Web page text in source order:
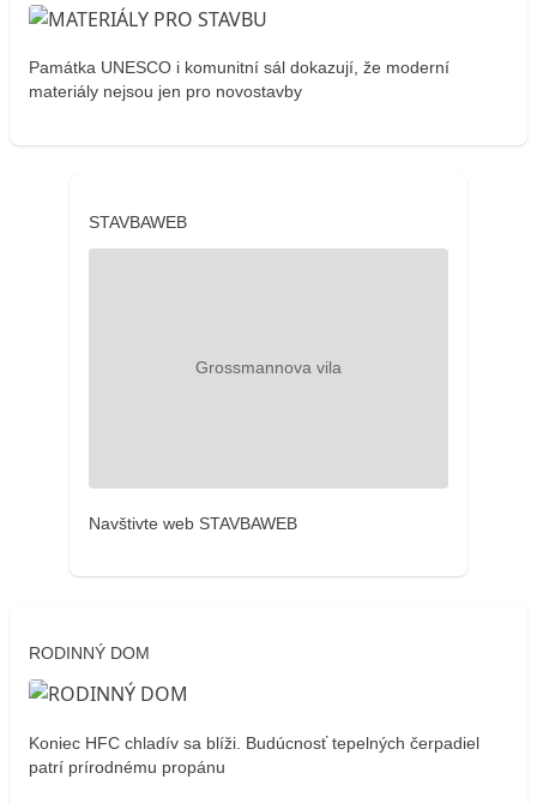
Památka UNESCO i komunitní sál dokazují, že moderní
materiály nejsou jen pro novostavby
STAVBAWEB
Navštivte web STAVBAWEB
RODINNÝ DOM
Koniec HFC chladív sa blíži. Budúcnosť tepelných čerpadiel
patrí prírodnému propánu